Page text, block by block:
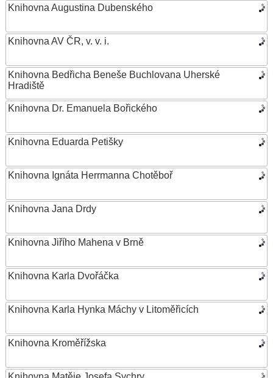
Knihovna Augustina Dubenského
Knihovna AV ČR, v. v. i.
Knihovna Bedřicha Beneše Buchlovana Uherské
Hradiště
Knihovna Dr. Emanuela Bořického
Knihovna Eduarda Petišky
Knihovna Ignáta Herrmanna Chotěboř
Knihovna Jana Drdy
Knihovna Jiřího Mahena v Brně
Knihovna Karla Dvořáčka
Knihovna Karla Hynka Máchy v Litoměřicích
Knihovna Kroměřížska